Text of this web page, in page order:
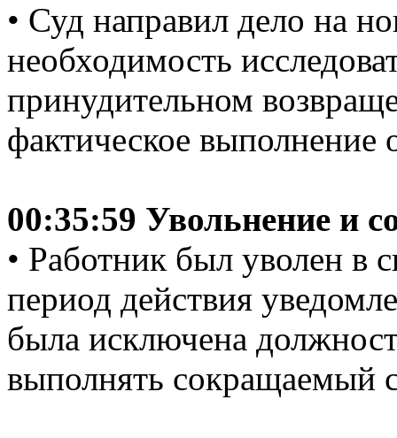
• Суд направил дело на
необходимость
принудительном
фактическое выполнение
00:35:59 Увольнение и
• Работник был уволен в
период действия
была исключена
выполнять сокращаемый